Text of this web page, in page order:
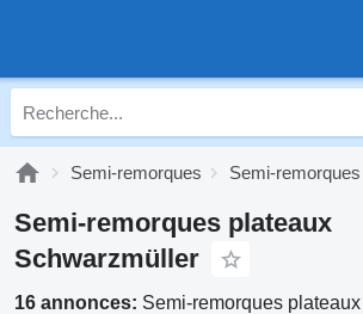
Semi-remorques Semi-
Semi-remorques plateaux
Schwarzmüller
16 annonces: Semi-remorques